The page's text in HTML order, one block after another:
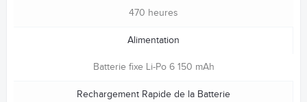
470 heures
Alimentation
Batterie fixe Li-Po 6 150 mAh
Rechargement Rapide de la Batterie